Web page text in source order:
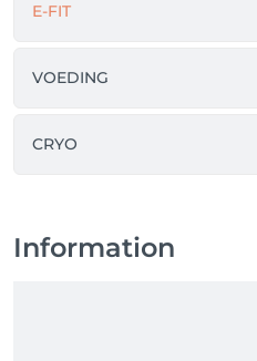
E-FIT
VOEDING
CRYO
Information